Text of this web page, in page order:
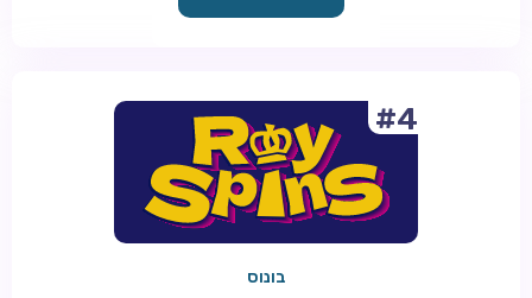
#4
בונוס